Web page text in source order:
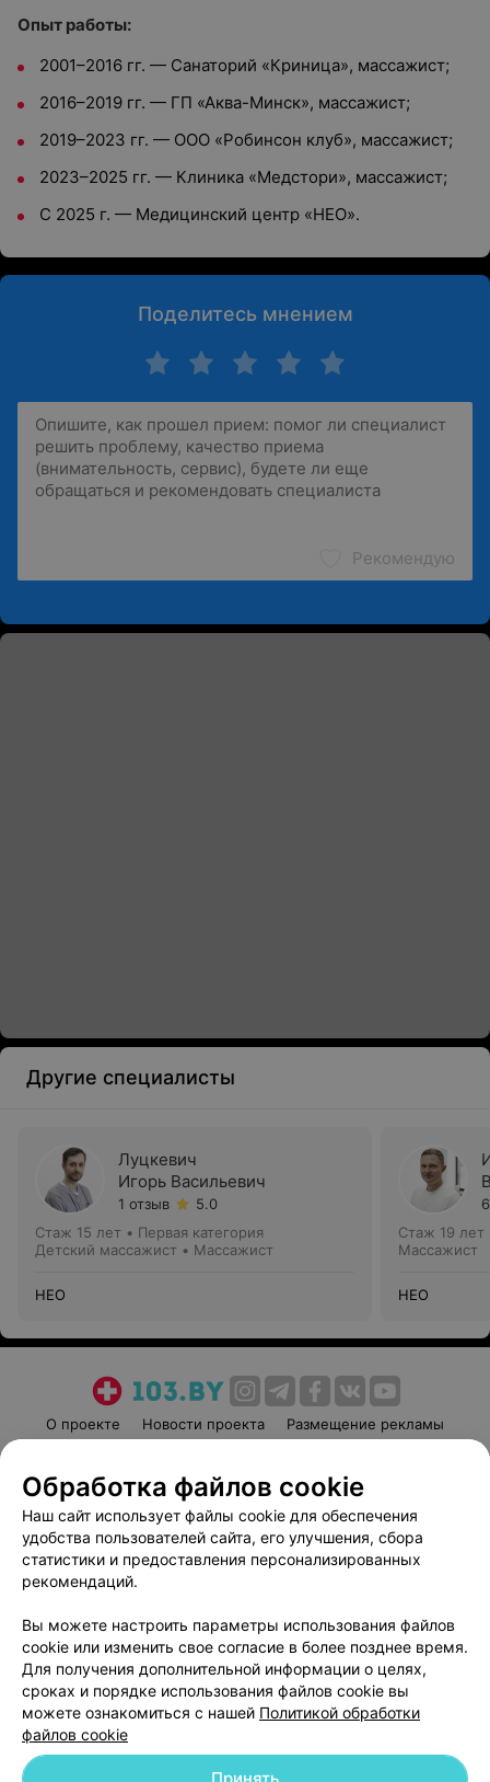
Опыт работы:
2001–2016 гг. — Санаторий «Криница», массажист;
2016–2019 гг. — ГП «Аква-Минск», массажист;
2019–2023 гг. — ООО «Робинсон клуб», массажист;
2023–2025 гг. — Клиника «Медстори», массажист;
С 2025 г. — Медицинский центр «НЕО».
Поделитесь мнением
Рекомендую
Другие специалисты
Луцкевич
Игорь Васильевич
1 отзыв
5.0
Стаж 15 лет • Первая категория
Детский массажист • Массажист
НЕО
Стаж 19 лет
Массажист
НЕО
О проекте Новости проекта
Размещение рекламы
Пользовательское соглашение
Способы оплаты
Вакансии
Партнеры
Написать руководителю 103.by
Обработка персональных данных
Обработка файлов cookie
Наш сайт использует файлы cookie для обеспечения
удобства пользователей сайта, его улучшения, сбора
статистики и предоставления персонализированных
рекомендаций.
Вы можете настроить параметры использования файлов
cookie или изменить свое согласие в более позднее время.
Для получения дополнительной информации о целях,
сроках и порядке использования файлов cookie вы
можете ознакомиться с нашей Политикой обработки
файлов cookie